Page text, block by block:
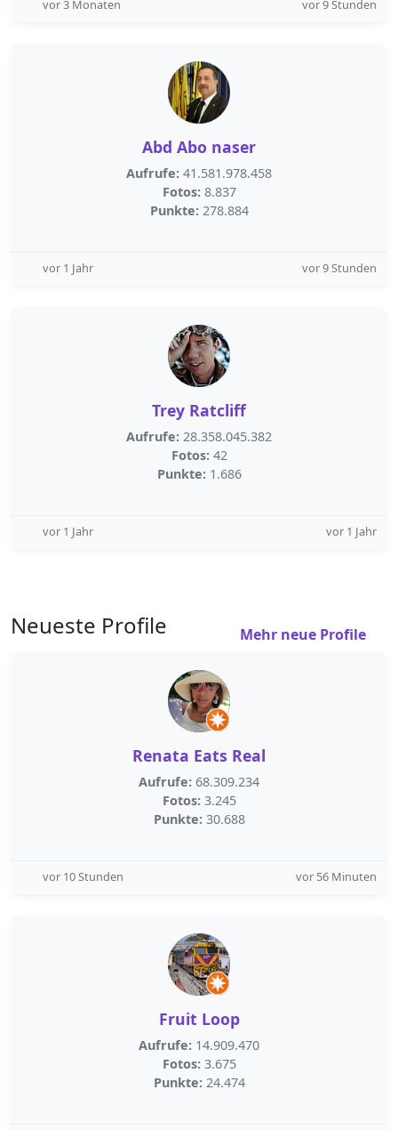
vor 3 Monaten vor 9 Stunden
Abd Abo naser
Aufrufe: 41.581.978.458
Fotos: 8.837
Punkte: 278.884
vor 1 Jahr vor 9 Stunden
Trey Ratcliff
Aufrufe: 28.358.045.382
Fotos: 42
Punkte: 1.686
vor 1 Jahr vor 1 Jahr
Neueste Profile Mehr neue Profile
Renata Eats Real
Aufrufe: 68.309.234
Fotos: 3.245
Punkte: 30.688
vor 10 Stunden vor 56 Minuten
Fruit Loop
Aufrufe: 14.909.470
Fotos: 3.675
Punkte: 24.474